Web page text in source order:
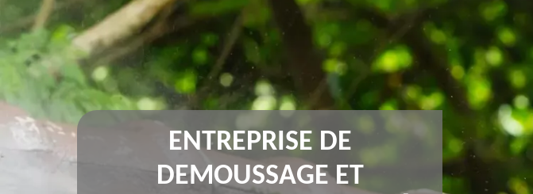
ENTREPRISE DE
DEMOUSSAGE ET